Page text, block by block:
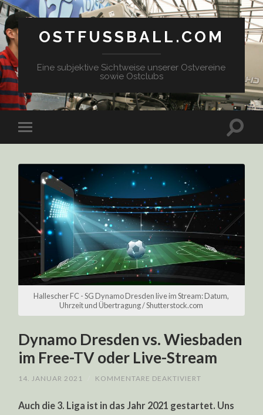
OSTFUSSBALL.COM
Eine subjektive Sichtweise unserer Ostvereine
sowie Ostclubs
Hallescher FC - SG Dynamo Dresden live im Stream: Datum,
Uhrzeit und Übertragung / Shutterstock.com
Dynamo Dresden vs. Wiesbaden
im Free-TV oder Live-Stream
14. JANUAR 2021 KOMMENTARE DEAKTIVIERT
VS.
Auch die 3. Liga ist in das Jahr 2021 gestartet. Uns